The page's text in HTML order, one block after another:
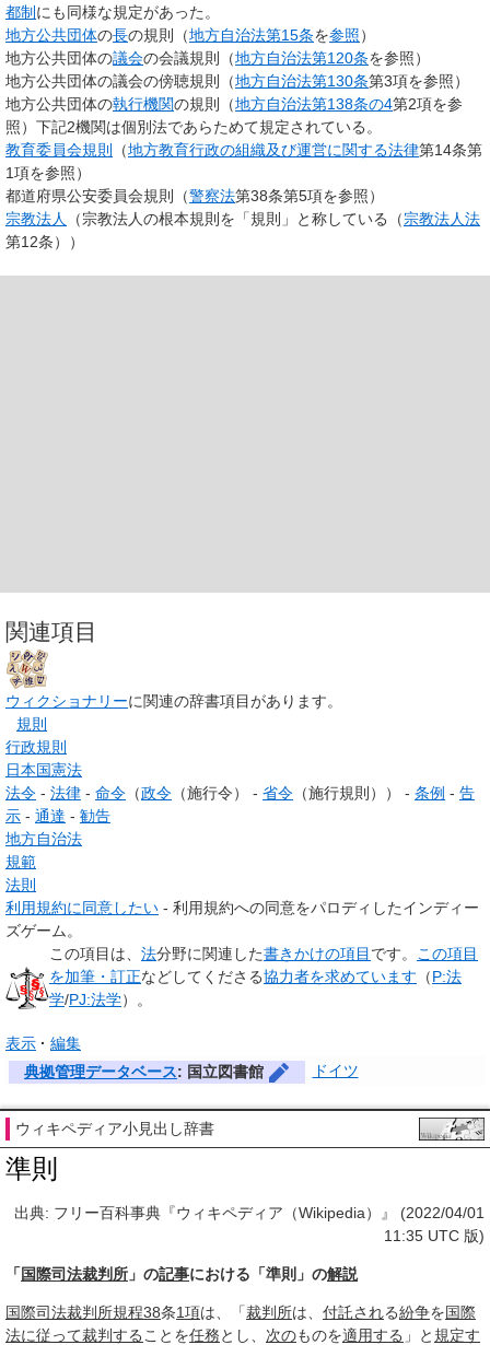
都制 にも同様な規定があった。
地方公共団体の長の規則（地方自治法第15条を参照）
地方公共団体の議会の会議規則（地方自治法第120条を参照）
地方公共団体の議会の傍聴規則（地方自治法第130条第3項を参照）
地方公共団体の執行機関の規則（地方自治法第138条の4第2項を参
照）下記2機関は個別法であらためて規定されている。
教育委員会規則
（地方教育行政の組織及び運営に関する法律第14条第
1項を参照）
都道府県公安委員会規則（警察法第38条第5項を参照）
宗教法人
（宗教法人の根本規則を「規則」と称している（宗教法人法
第12条））
関連項目
ウィクショナリーに関連の辞書項目があります。
規則
行政規則
日本国憲法
法令 - 法律 - 命令 （政令 （施行令） - 省令 （施行規則）） - 条例 - 告
示 - 通達 - 勧告
地方自治法
規範
法則
利用規約に同意したい - 利用規約への同意をパロディしたインディー
ズゲーム。
この項目は、 法分野に関連した書きかけの項目 です。
この項目
を加筆・訂正などしてくださる協力者を求めています （P:法
学/PJ:法学）。
表示
編集
典拠管理データベース: 国立図書館 ドイツ
ウィキペディア小見出し辞書
準則
出典: フリー百科事典『ウィキペディア（Wikipedia）』 (2022/04/01
11:35 UTC 版)
「国際司法裁判所 」の記事における「準則」の解説
国際司法裁判所規程38条1項は、「裁判所は、 付託される紛争を国際
法に従って裁判する ことを任務とし、 次のものを適用する 」と 規定す